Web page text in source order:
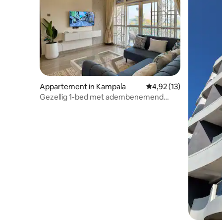
Appartement in Kampala Gemiddelde
4,92 (13)
Gezellig 1-bed met adembenemend